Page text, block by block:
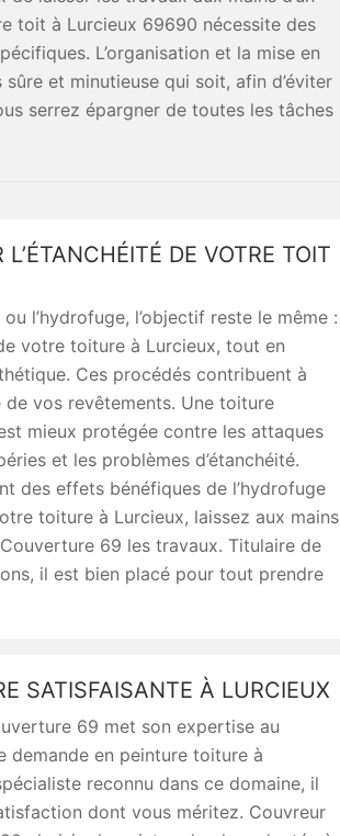
toit à Lurcieux 69690 nécessite des
L’organisation et la mise en
et minutieuse qui soit, afin d’éviter
serrez épargner de toutes les tâches
DE VOTRE TOIT
l’hydrofuge, l’objectif reste le même :
votre toiture à Lurcieux, tout en
Ces procédés contribuent à
vos revêtements. Une toiture
mieux protégée contre les attaques
et les problèmes d’étanchéité.
des effets bénéfiques de l’hydrofuge
toiture à Lurcieux, laissez aux mains
69 les travaux. Titulaire de
il est bien placé pour tout prendre
SATISFAISANTE À LURCIEUX
69 met son expertise au
demande en peinture toiture à
reconnu dans ce domaine, il
dont vous méritez. Couvreur